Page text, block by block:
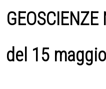
del 15